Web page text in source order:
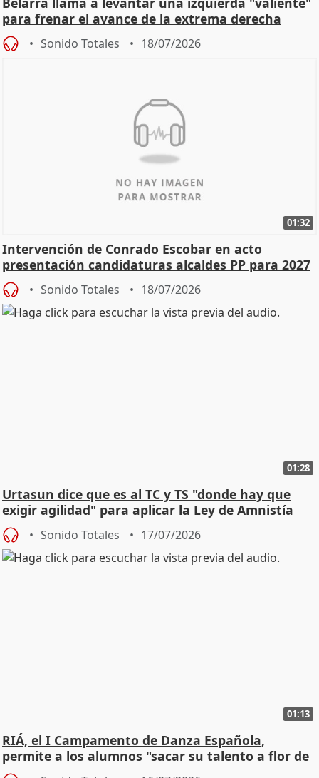
para frenar el avance de la extrema derecha
Sonido Totales 18/07/2026
01:32
Intervención de Conrado Escobar en acto
presentación candidaturas alcaldes PP para 2027
Sonido Totales 18/07/2026
01:28
Urtasun dice que es al TC y TS "donde hay que
exigir agilidad" para aplicar la Ley de Amnistía
Sonido Totales 17/07/2026
01:13
RIÁ, el I Campamento de Danza Española,
permite a los alumnos "sacar su talento a flor de
piel"